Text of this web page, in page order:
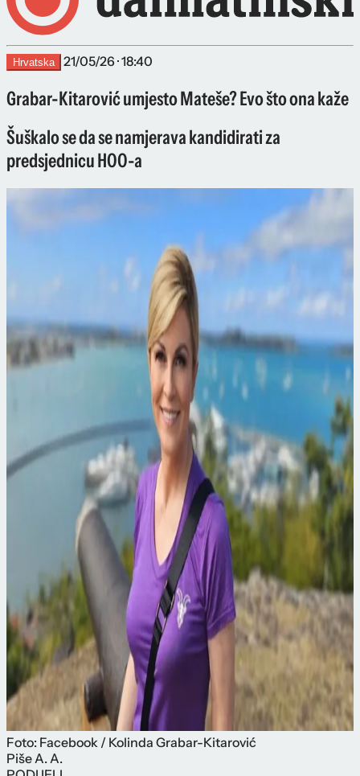
Hrvatska 21/05/26 · 18:40
Grabar-Kitarović umjesto Mateše? Evo što ona kaže
Šuškalo se da se namjerava kandidirati za
predsjednicu HOO-a
Foto: Facebook / Kolinda Grabar-Kitarović
PišeA. A.